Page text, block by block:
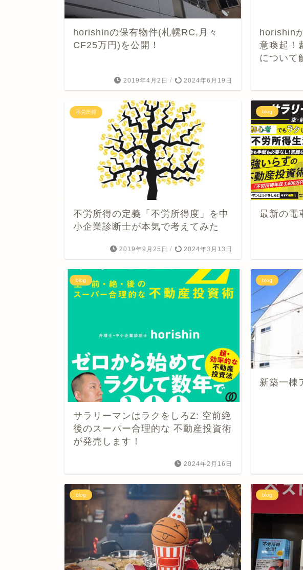
horishinの保有物件(札幌RC,月々
CF25万円)を公開！
2019年4月2日 / 2024年6月19日
horishin
意喚起！
について
不労所得
不労所得の定義「不労所得度」を中
小企業診断士が本気で考えてみた
2019年9月25日 / 2024年3月13日
blog
最新の電
blog
サラリーマンはラクをしろZ: 空前絶
後のスーパー合理的な 不動産投資術
が発売します！
2024年2月16日
blog
新築一棟
blog blog